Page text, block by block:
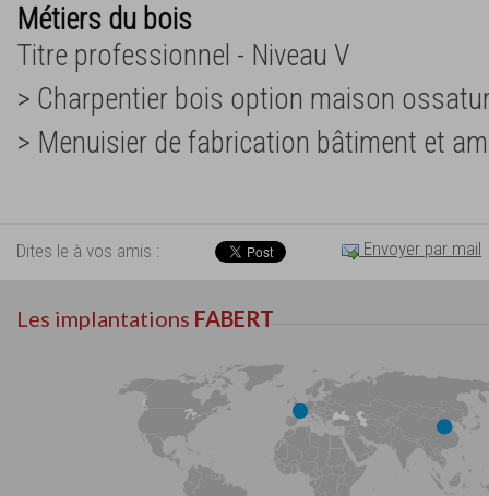
Métiers du bois
Titre professionnel - Niveau V
> Charpentier bois option maison
> Menuisier de fabrication bâtiment et
Dites le à vos amis : Envoyer par mail
Les implantations FABERT